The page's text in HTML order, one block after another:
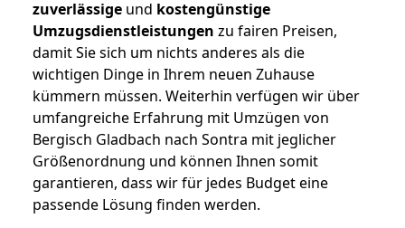
zuverlässige und kostengünstige
Umzugsdienstleistungen zu fairen Preisen,
damit Sie sich um nichts anderes als die
wichtigen Dinge in Ihrem neuen Zuhause
kümmern müssen. Weiterhin verfügen wir über
umfangreiche Erfahrung mit Umzügen von
Bergisch Gladbach nach Sontra mit jeglicher
Größenordnung und können Ihnen somit
garantieren, dass wir für jedes Budget eine
passende Lösung finden werden.